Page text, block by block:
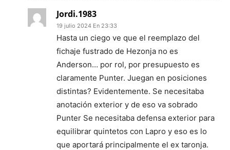
Jordi.1983
19 julio 2024 En 23:33
Hasta un ciego ve que el reemplazo del
fichaje fustrado de Hezonja no es
Anderson… por rol, por presupuesto es
claramente Punter. Juegan en posiciones
distintas? Evidentemente. Se necesitaba
anotación exterior y de eso va sobrado
Punter Se necesitaba defensa exterior para
equilibrar quintetos con Lapro y eso es lo
que aportará principalmente el ex taronja.